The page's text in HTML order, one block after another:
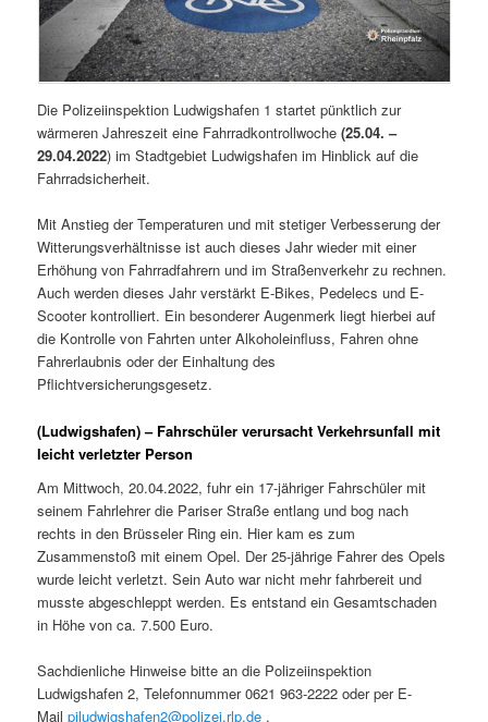
Die Polizeiinspektion Ludwigshafen 1 startet pünktlich zur
wärmeren Jahreszeit eine Fahrradkontrollwoche (25.04. –
29.04.2022) im Stadtgebiet Ludwigshafen im Hinblick auf die
Fahrradsicherheit.
Mit Anstieg der Temperaturen und mit stetiger Verbesserung der
Witterungsverhältnisse ist auch dieses Jahr wieder mit einer
Erhöhung von Fahrradfahrern und im Straßenverkehr zu rechnen.
Auch werden dieses Jahr verstärkt E-Bikes, Pedelecs und E-
Scooter kontrolliert. Ein besonderer Augenmerk liegt hierbei auf
die Kontrolle von Fahrten unter Alkoholeinfluss, Fahren ohne
Fahrerlaubnis oder der Einhaltung des
Pflichtversicherungsgesetz.
(Ludwigshafen) – Fahrschüler verursacht Verkehrsunfall mit
leicht verletzter Person
Am Mittwoch, 20.04.2022, fuhr ein 17-jähriger Fahrschüler mit
seinem Fahrlehrer die Pariser Straße entlang und bog nach
rechts in den Brüsseler Ring ein. Hier kam es zum
Zusammenstoß mit einem Opel. Der 25-jährige Fahrer des Opels
wurde leicht verletzt. Sein Auto war nicht mehr fahrbereit und
musste abgeschleppt werden. Es entstand ein Gesamtschaden
in Höhe von ca. 7.500 Euro.
Sachdienliche Hinweise bitte an die Polizeiinspektion
Ludwigshafen 2, Telefonnummer 0621 963-2222 oder per E-
Mailpiludwigshafen2@polizei.rlp.de .